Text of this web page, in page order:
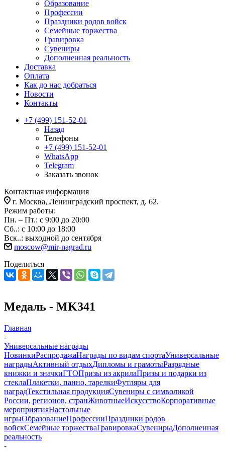
Образование
Профессии
Праздники родов войск
Семейные торжества
Гравировка
Сувениры
Дополненная реальность
Доставка
Оплата
Как до нас добраться
Новости
Контакты
+7 (499) 151-52-01
Назад
Телефоны
+7 (499) 151-52-01
WhatsApp
Telegram
Заказать звонок
Контактная информация
г. Москва, Ленинградский проспект, д. 62.
Режим работы:
Пн. – Пт.: с 9:00 до 20:00
Сб..: с 10:00 до 18:00
Вск..: выходной до сентября
moscow@mir-nagrad.ru
Поделиться
Медаль - MK341
Главная
-
Универсальные награды
НовинкиРаспродажаНаграды по видам спортаУниверсальные
наградыАктивный отдыхДипломы и грамотыРазрядные
книжки и значкиГТОПризы из акрилаПризы и подарки из
стеклаПлакетки, панно, тарелкиФутляры для
наградТекстильная продукцияСувениры с символикой
России, регионов, странЖивотныеИскусствоКорпоративные
мероприятияНастольные
игрыОбразованиеПрофессииПраздники родов
войскСемейные торжестваГравировкаСувенирыДополненная
реальность
-